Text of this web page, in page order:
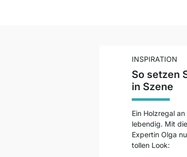
INSPIRATION
So setzen
in Szene
Ein Holzregal
lebendig. Mit
Expertin Olga
tollen Look: